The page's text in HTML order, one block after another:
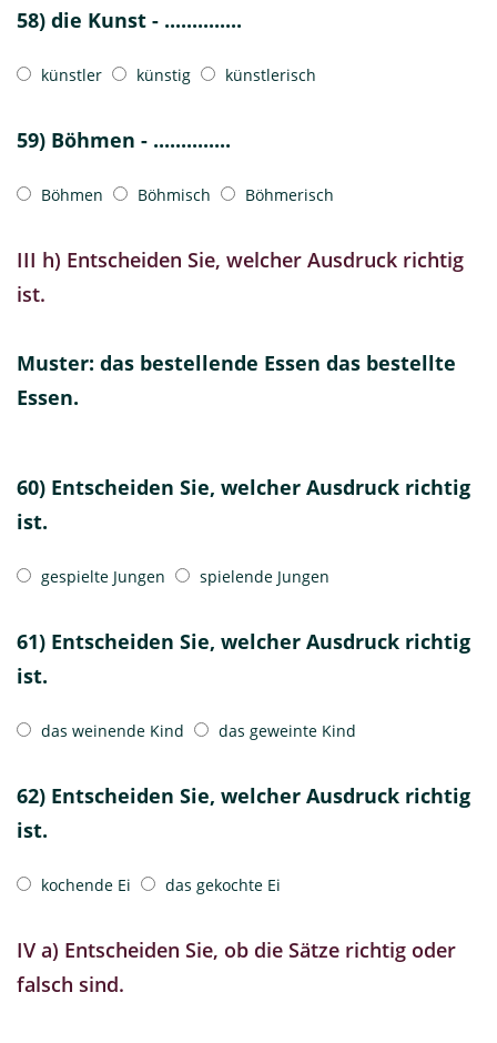
58) die Kunst - ..............
künstler künstig künstlerisch
59) Böhmen - ..............
Böhmen Böhmisch Böhmerisch
III h) Entscheiden Sie, welcher Ausdruck richtig
ist.
Muster: das bestellende Essen das bestellte
Essen.
60) Entscheiden Sie, welcher Ausdruck richtig
ist.
gespielte Jungen spielende Jungen
61) Entscheiden Sie, welcher Ausdruck richtig
ist.
das weinende Kind das geweinte Kind
62) Entscheiden Sie, welcher Ausdruck richtig
ist.
kochende Ei das gekochte Ei
IV a) Entscheiden Sie, ob die Sätze richtig oder
falsch sind.